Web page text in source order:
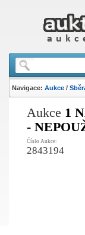
Navigace: Aukce/
Aukce 1
-
Číslo Aukce:
2843194